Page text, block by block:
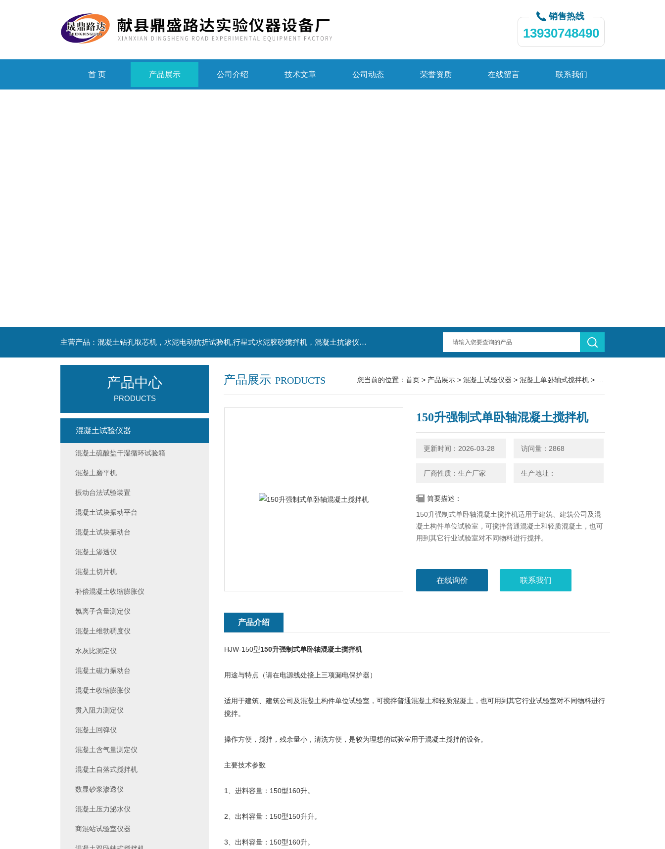
销售热线
13930748490
首 页 产品展示 公司介绍 技术文章 公司动态 荣誉资质 在线留言 联系我们
主营产品：混凝土钻孔取芯机，水泥电动抗折试验机,行星式水泥胶砂搅拌机，混凝土抗渗仪，水泥胶砂振实台，水泥净浆搅拌机，水泥细度负压筛析仪,混凝土含气量测定仪,混凝土振动台
产品展示 PRODUCTS 您当前的位置： 首页 > 产品展示 > 混凝土试验仪器 > 混凝土单卧轴式搅拌机 > HJW-150型150升强制式单卧轴混凝土搅拌机
150升强制式单卧轴混凝土搅拌机
更新时间：2026-03-28 访问量：2868
厂商性质：生产厂家 生产地址：
简要描述：
150升强制式单卧轴混凝土搅拌机适用于建筑、建筑公司及混
凝土构件单位试验室，可搅拌普通混凝土和轻质混凝土，也可
用到其它行业试验室对不同物料进行搅拌。
在线询价 联系我们
产品介绍
HJW-150型150升强制式单卧轴混凝土搅拌机
用途与特点（请在电源线处接上三项漏电保护器）
适用于建筑、建筑公司及混凝土构件单位试验室，可搅拌普通混凝土和轻质混凝土，也可用到其它行业试验室对不同物料进行
搅拌。
操作方便，搅拌，残余量小，清洗方便，是较为理想的试验室用于混凝土搅拌的设备。
主要技术参数
1、进料容量：150型160升。
2、出料容量：150型150升升。
3、出料容量：150型160升。
产品中心
PRODUCTS
混凝土试验仪器
混凝土硫酸盐干湿循环试验箱
混凝土磨平机
振动台法试验装置
混凝土试块振动平台
混凝土试块振动台
混凝土渗透仪
混凝土切片机
补偿混凝土收缩膨胀仪
氯离子含量测定仪
混凝土维勃稠度仪
水灰比测定仪
混凝土磁力振动台
混凝土收缩膨胀仪
贯入阻力测定仪
混凝土回弹仪
混凝土含气量测定仪
混凝土自落式搅拌机
数显砂浆渗透仪
混凝土压力泌水仪
商混站试验室仪器